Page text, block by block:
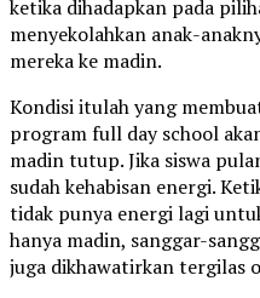
ketika dihadapkan pada
menyekolahkan anak-
mereka ke madin.
Kondisi itulah yang
program full day school
madin tutup. Jika siswa
sudah kehabisan energi.
tidak punya energi lagi
hanya madin, sanggar-
juga dikhawatirkan tergilas